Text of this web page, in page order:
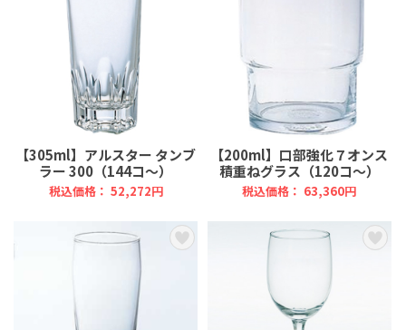
【305ml】アルスター タンブ
ラー 300（144コ～）
税込価格： 52,272円
【200ml】口部強化７オンス
積重ねグラス（120コ～）
税込価格： 63,360円